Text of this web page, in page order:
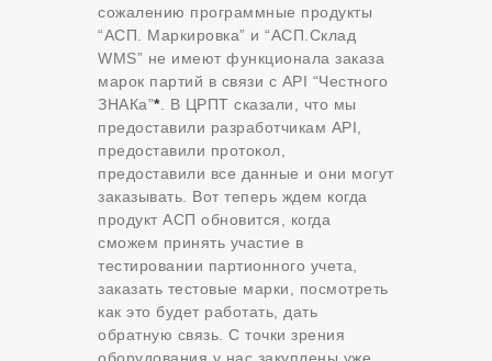
сожалению программные продукты
“АСП. Маркировка” и “АСП.Склад
WMS” не имеют функционала заказа
марок партий в связи с API “Честного
ЗНАКа”*. В ЦРПТ сказали, что мы
предоставили разработчикам API,
предоставили протокол,
предоставили все данные и они могут
заказывать. Вот теперь ждем когда
продукт АСП обновится, когда
сможем принять участие в
тестировании партионного учета,
заказать тестовые марки, посмотреть
как это будет работать, дать
обратную связь. С точки зрения